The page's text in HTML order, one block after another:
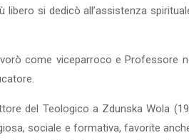
si dedicò all’assistenza
come viceparroco e Professore
del Teologico a Zdunska Wola
sociale e formativa, favorite